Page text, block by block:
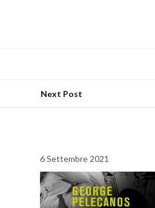
Next Post
6 Settembre 2021